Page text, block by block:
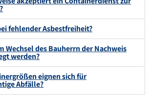
fehlender Asbestfreiheit?
Wechsel des Bauherrn der Nachweis
werden?
eignen sich für
Abfälle?